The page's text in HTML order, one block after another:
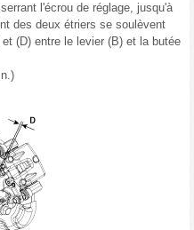
l'écrou de réglage, jusqu'à
des deux étriers se soulèvent
(D) entre le levier (B) et la butée